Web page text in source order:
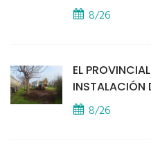
8/26
EL
INSTALACIÓN
8/26